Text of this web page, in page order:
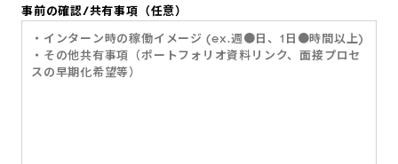
事前の確認/共有事項 （任意）